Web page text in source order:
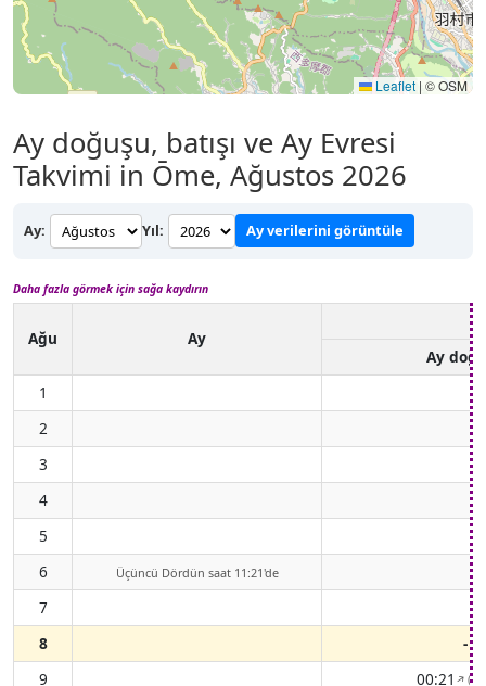
Leaflet | © OSM
Ay doğuşu, batışı ve Ay Evresi
Takvimi in Ōme, Ağustos 2026
Ay: Yıl: Ay verilerini görüntüle
Daha fazla görmek için sağa kaydırın
Ağu
Ay
Ay
1
2
3
4
5
6
Üçüncü Dördün saat 11:21'de
7
8
-
9
00:21↑